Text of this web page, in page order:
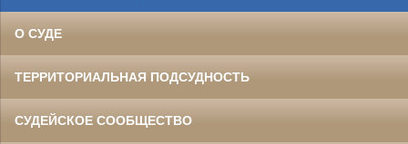
О СУДЕ
ТЕРРИТОРИАЛЬНАЯ ПОДСУДНОСТЬ
СУДЕЙСКОЕ СООБЩЕСТВО